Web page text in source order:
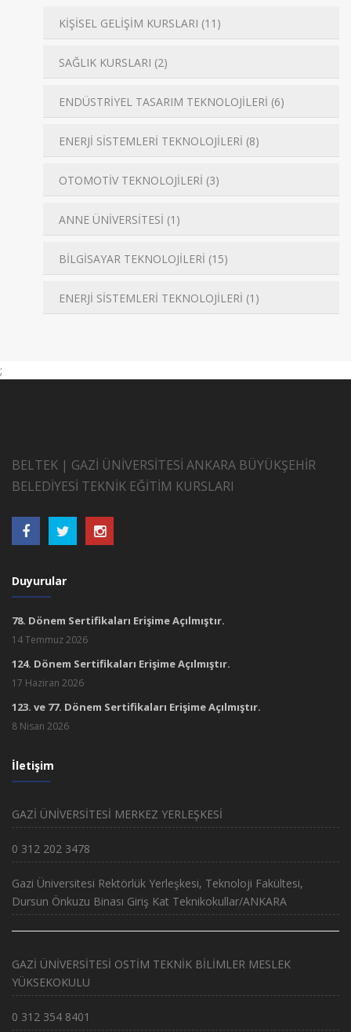
KİŞİSEL GELİŞİM KURSLARI (11)
SAĞLIK KURSLARI (2)
ENDÜSTRİYEL TASARIM TEKNOLOJİLERİ (6)
ENERJİ SİSTEMLERİ TEKNOLOJİLERİ (8)
OTOMOTİV TEKNOLOJİLERİ (3)
ANNE ÜNİVERSİTESİ (1)
BİLGİSAYAR TEKNOLOJİLERİ (15)
ENERJİ SİSTEMLERİ TEKNOLOJİLERİ (1)
;
BELTEK | GAZİ ÜNİVERSİTESİ ANKARA BÜYÜKŞEHİR
BELEDİYESİ TEKNİK EĞİTİM KURSLARI
Duyurular
78. Dönem Sertifikaları Erişime Açılmıştır.
14 Temmuz 2026
124. Dönem Sertifikaları Erişime Açılmıştır.
17 Haziran 2026
123. ve 77. Dönem Sertifikaları Erişime Açılmıştır.
8 Nisan 2026
İletişim
GAZİ ÜNİVERSİTESİ MERKEZ YERLEŞKESİ
0 312 202 3478
Gazi Üniversitesi Rektörlük Yerleşkesi, Teknoloji Fakültesi,
Dursun Önkuzu Binası Giriş Kat Teknikokullar/ANKARA
GAZİ ÜNİVERSİTESİ OSTİM TEKNİK BİLİMLER MESLEK
YÜKSEKOKULU
0 312 354 8401